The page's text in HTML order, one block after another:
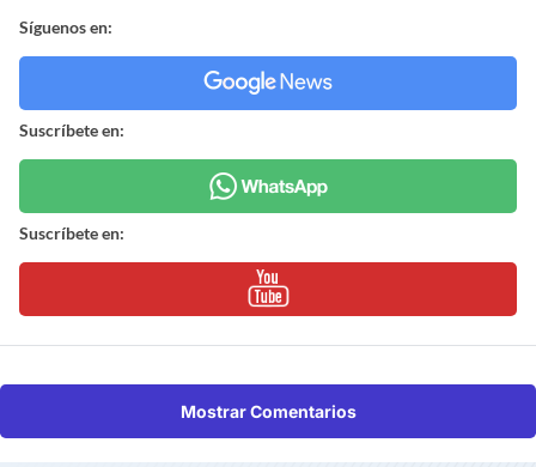
Síguenos en:
Suscríbete en:
Suscríbete en:
Mostrar Comentarios